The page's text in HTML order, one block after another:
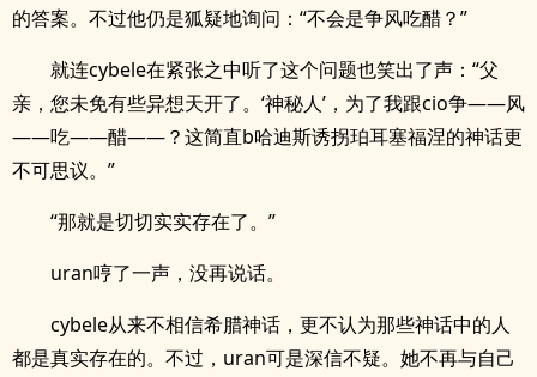
的答案。不过他仍是狐疑地询问：“不会是争风吃醋？”
就连cybele在紧张之中听了这个问题也笑出了声：“父
亲，您未免有些异想天开了。‘神秘人’，为了我跟cio争——风
——吃——醋——？这简直b哈迪斯诱拐珀耳塞福涅的神话更
不可思议。”
“那就是切切实实存在了。”
uran哼了一声，没再说话。
cybele从来不相信希腊神话，更不认为那些神话中的人
都是真实存在的。不过，uran可是深信不疑。她不再与自己